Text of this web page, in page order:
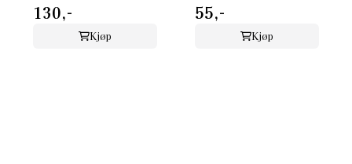
130,-
Kjøp
55,-
Kjøp